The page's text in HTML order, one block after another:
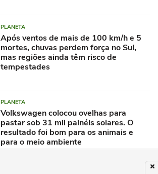
PLANETA
Após ventos de mais de 100 km/h e 5
mortes, chuvas perdem força no Sul,
mas regiões ainda têm risco de
tempestades
PLANETA
Volkswagen colocou ovelhas para
pastar sob 31 mil painéis solares. O
resultado foi bom para os animais e
para o meio ambiente